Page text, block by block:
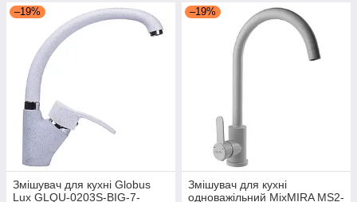
–19%
Змішувач для кухні Globus
Lux GLQU-0203S-BIG-7-
–19%
Змішувач для кухні
одноважільний MixMIRA MS2-